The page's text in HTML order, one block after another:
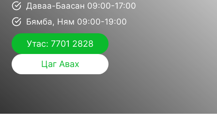
Даваа-Баасан 09:00-17:00
Бямба, Ням 09:00-19:00
Утас: 7701 2828
Цаг Авах